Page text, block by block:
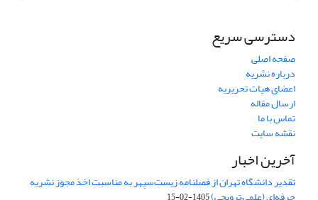
دسترسی سریع
صفحه اصلی
درباره نشریه
اعضای هیات تحریریه
ارسال مقاله
تماس با ما
نقشه سایت
آخرین اخبار
تقدیر دانشگاه تهران از فصلنامه زیست‌سپهر به مناسبت اخذ مجوز نشریه